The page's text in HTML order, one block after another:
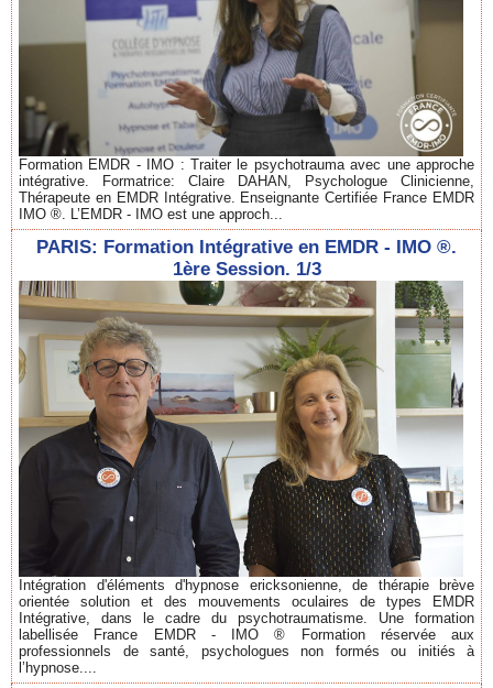
Formation EMDR - IMO : Traiter le psychotrauma avec une approche
intégrative. Formatrice: Claire DAHAN, Psychologue Clinicienne,
Thérapeute en EMDR Intégrative. Enseignante Certifiée France EMDR
IMO ®. L’EMDR - IMO est une approch...
PARIS: Formation Intégrative en EMDR - IMO ®.
1ère Session. 1/3
Intégration d'éléments d'hypnose ericksonienne, de thérapie brève
orientée solution et des mouvements oculaires de types EMDR
Intégrative, dans le cadre du psychotraumatisme. Une formation
labellisée France EMDR - IMO ® Formation réservée aux
professionnels de santé, psychologues non formés ou initiés à
l’hypnose....